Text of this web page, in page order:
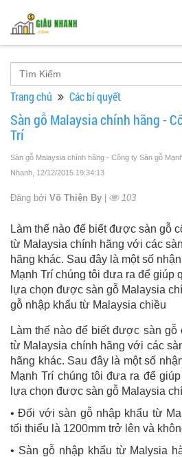
Trang chủ Các bí quyết
Sàn gỗ Malaysia chính hãng -
Trí
Sàn gỗ Malaysia chính hãng - Công ty Sàn gỗ
Nhanh , 12/12/2015 19:34:13
Đăng bởi Võ Thiện By | 103
Làm thế nào để biết được sàn gỗ
từ Malaysia chính hãng với các
hãng khác. Sau đây là một số
Mạnh Trí chúng tôi đưa ra để giúp
lựa chọn được sàn gỗ Malaysia
gỗ nhập khẩu từ Malaysia chiều
Làm thế nào để biết được sàn gỗ
từ Malaysia chính hãng với các
hãng khác. Sau đây là một số
Mạnh Trí chúng tôi đưa ra để
lựa chọn được sàn gỗ Malaysia
• Đối với sàn gỗ nhập khẩu từ
tối thiểu là 1200mm trở lên và
• Sàn gỗ nhập khẩu từ Malysia